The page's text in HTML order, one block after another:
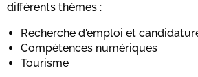
différents thèmes :
Recherche d'emploi et
Compétences numériques
Tourisme